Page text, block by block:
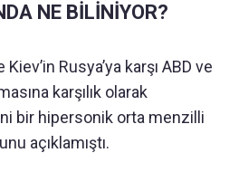
NE BİLİNİYOR?
Rusya’ya karşı ABD ve
karşılık olarak
bir hipersonik orta menzilli
açıklamıştı.